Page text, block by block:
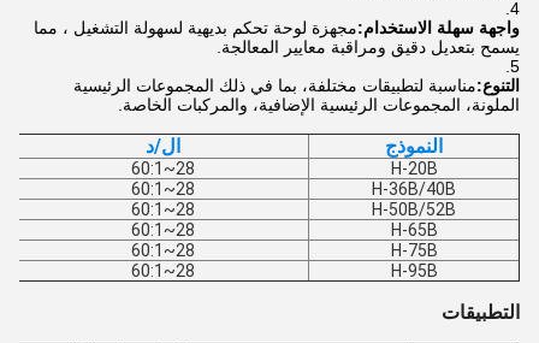
واجهة سهلة الاستخدام:مجهزة لوحة تحكم بديهية لسهولة التشغيل ، مما
يسمح بتعديل دقيق ومراقبة معايير المعالجة.
التنوع:مناسبة لتطبيقات مختلفة، بما في ذلك المجموعات الرئيسية
الملونة، المجموعات الرئيسية الإضافية، والمركبات الخاصة.
النموذج ال/د
H-20B
28~60:1
H-36B/40B
28~60:1
H-50B/52B
28~60:1
H-65B
28~60:1
H-75B
28~60:1
H-95B
28~60:1
التطبيقات